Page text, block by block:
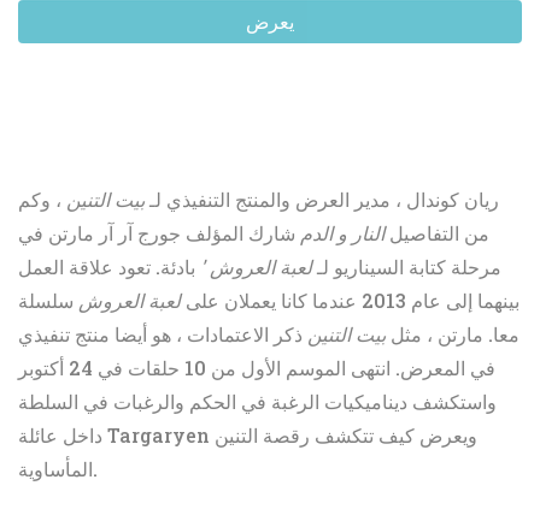
يعرض
ريان كوندال ، مدير العرض والمنتج التنفيذي لـبيت التنين ، وكم
من التفاصيلالنار و الدم شارك المؤلف جورج آر آر مارتن في
مرحلة كتابة السيناريو لـلعبة العروش ' بادئة. تعود علاقة العمل
بينهما إلى عام 2013 عندما كانا يعملان على
لعبة العروش سلسلة
معا. مارتن ، مثل بيت التنين ذكر الاعتمادات ، هو أيضا منتج تنفيذي
في المعرض. انتهى الموسم الأول من 10 حلقات في 24 أكتوبر
واستكشف ديناميكيات الرغبة في الحكم والرغبات في السلطة
داخل عائلة Targaryen ويعرض كيف تتكشف رقصة التنين
المأساوية.